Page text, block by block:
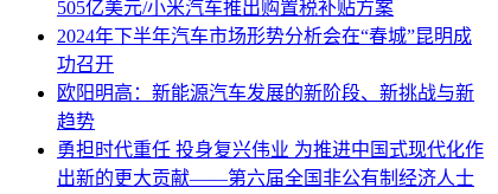
505亿美元/小米汽车推出购置税补贴方案
2024年下半年汽车市场形势分析会在“春城”昆明成
功召开
欧阳明高：新能源汽车发展的新阶段、新挑战与新
趋势
勇担时代重任 投身复兴伟业 为推进中国式现代化作
出新的更大贡献——第六届全国非公有制经济人士